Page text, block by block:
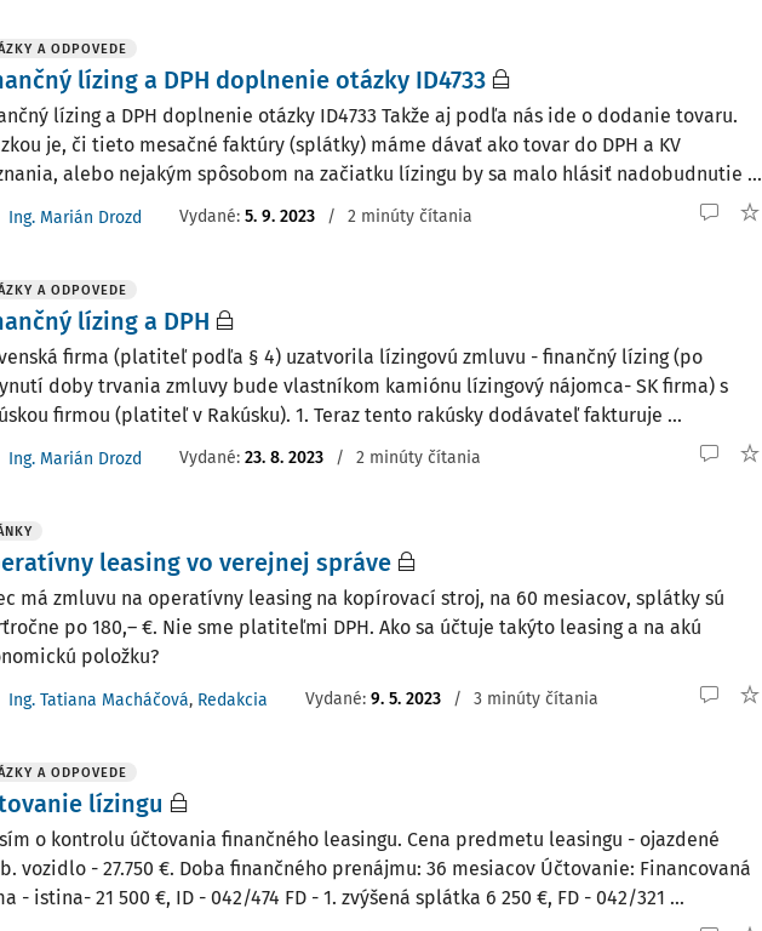
A ODPOVEDE
lízing a DPH doplnenie otázky ID4733
lízing a DPH doplnenie otázky ID4733 Takže aj podľa nás ide o dodanie tovaru.
je, či tieto mesačné faktúry (splátky) máme dávať ako tovar do DPH a KV
alebo nejakým spôsobom na začiatku lízingu by sa malo hlásiť nadobudnutie ...
Ing. Marián Drozd Vydané: 5. 9. 2023 / 2 minúty čítania
A ODPOVEDE
lízing a DPH
firma (platiteľ podľa § 4) uzatvorila lízingovú zmluvu - finančný lízing (po
doby trvania zmluvy bude vlastníkom kamiónu lízingový nájomca- SK firma) s
firmou (platiteľ v Rakúsku). 1. Teraz tento rakúsky dodávateľ fakturuje ...
Ing. Marián Drozd Vydané: 23. 8. 2023 / 2 minúty čítania
leasing vo verejnej správe
má zmluvu na operatívny leasing na kopírovací stroj, na 60 mesiacov, splátky sú
po 180,– €. Nie sme platiteľmi DPH. Ako sa účtuje takýto leas­ing a na akú
položku?
Ing. Tatiana Macháčová, Redakcia Vydané: 9. 5. 2023 / 3 minúty čítania
A ODPOVEDE
lízingu
o kontrolu účtovania finančného leasingu. Cena predmetu leasingu - ojazdené
vozidlo - 27.750 €. Doba finančného prenájmu: 36 mesiacov Účtovanie: Financovaná
- istina- 21 500 €, ID - 042/474 FD - 1. zvýšená splátka 6 250 €, FD - 042/321 ...